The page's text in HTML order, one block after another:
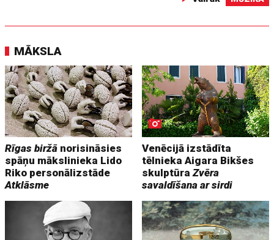
MĀKSLA
Rīgas biržā norisināsies
spāņu mākslinieka Lido
Riko personālizstāde
Atklāsme
Venēcijā izstādīta
tēlnieka Aigara Bikšes
skulptūraZvēra
savaldīšana ar sirdi